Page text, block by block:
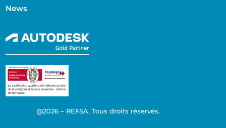
News
@2026 – REFSA. Tous droits réservés.